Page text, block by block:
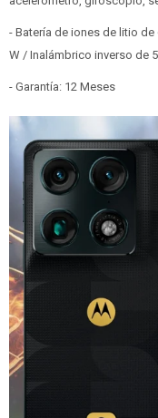
- Batería de iones de litio
W / Inalámbrico inverso de
- Garantía: 12 Meses